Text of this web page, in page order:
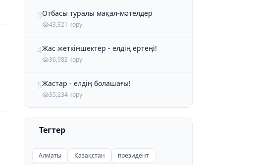
3Отбасы туралы мақал-мәтелдер
43,321 көру
4Жас жеткіншектер - елдің ертеңі!
36,982 көру
5Жастар - елдің болашағы!
35,234 көру
Тегтер
Алматы Қазақстан
президент